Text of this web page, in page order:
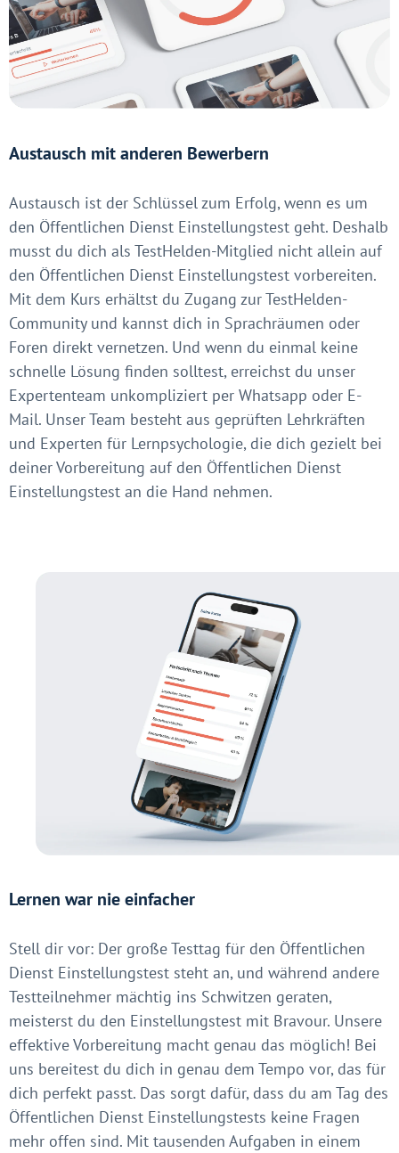
Austausch mit anderen Bewerbern
Austausch ist der Schlüssel zum Erfolg, wenn es um
den Öffentlichen Dienst Einstellungstest geht. Deshalb
musst du dich als TestHelden-Mitglied nicht allein auf
den Öffentlichen Dienst Einstellungstest vorbereiten.
Mit dem Kurs erhältst du Zugang zur TestHelden-
Community und kannst dich in Sprachräumen oder
Foren direkt vernetzen. Und wenn du einmal keine
schnelle Lösung finden solltest, erreichst du unser
Expertenteam unkompliziert per Whatsapp oder E-
Mail. Unser Team besteht aus geprüften Lehrkräften
und Experten für Lernpsychologie, die dich gezielt bei
deiner Vorbereitung auf den Öffentlichen Dienst
Einstellungstest an die Hand nehmen.
Lernen war nie einfacher
Stell dir vor: Der große Testtag für den Öffentlichen
Dienst Einstellungstest steht an, und während andere
Testteilnehmer mächtig ins Schwitzen geraten,
meisterst du den Einstellungstest mit Bravour. Unsere
effektive Vorbereitung macht genau das möglich! Bei
uns bereitest du dich in genau dem Tempo vor, das für
dich perfekt passt. Das sorgt dafür, dass du am Tag des
Öffentlichen Dienst Einstellungstests keine Fragen
mehr offen sind. Mit tausenden Aufgaben in einem